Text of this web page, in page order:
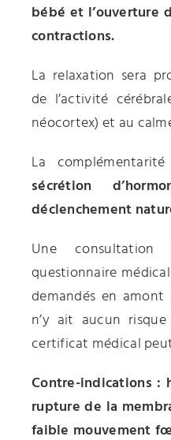
bébé et l’ouverture
contractions.
La relaxation sera
de l’activité
néocortex) et au
La
sécrétion
déclenchement
Une
questionnaire
demandés en amont
n’y ait aucun
certificat médical
Contre-indications :
rupture de la
faible mouvement